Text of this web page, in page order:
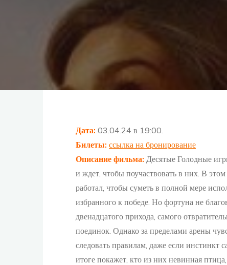
Дата: 03.04.24 в 19:00.
Билеты: ссылка на бронирование
Описание фильма: Десятые Голодные
и ждет, чтобы поучаствовать в них. В
работал, чтобы суметь в полной мере
избранного к победе. Но фортуна не
двенадцатого прихода, самого
поединок. Однако за пределами арены
следовать правилам, даже если инстинкт
итоге покажет, кто из них невинная